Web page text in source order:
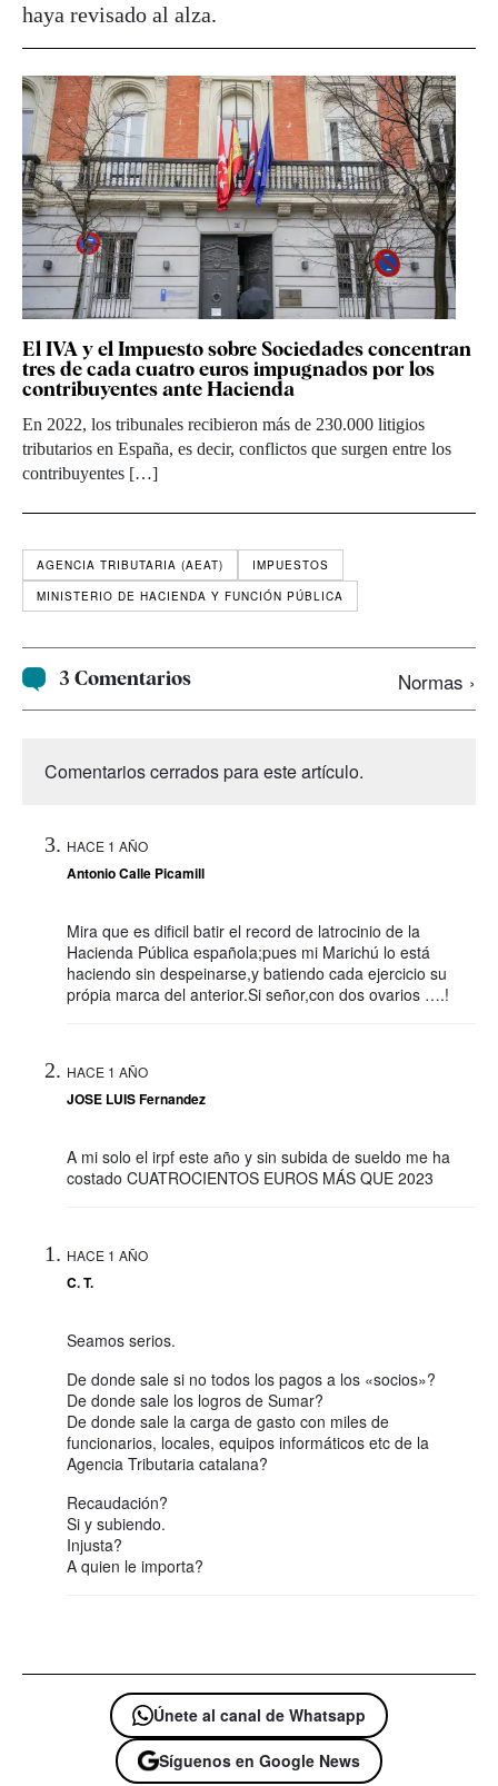
haya revisado al alza.
El IVA y el Impuesto sobre Sociedades concentran
tres de cada cuatro euros impugnados por los
contribuyentes ante Hacienda
En 2022, los tribunales recibieron más de 230.000 litigios
tributarios en España, es decir, conflictos que surgen entre los
contribuyentes […]
AGENCIA TRIBUTARIA (AEAT)
IMPUESTOS
MINISTERIO DE HACIENDA Y FUNCIÓN PÚBLICA
3 Comentarios Normas ›
Comentarios cerrados para este artículo.
HACE 1 AÑO
Antonio Calle Picamill
Mira que es dificil batir el record de latrocinio de la
Hacienda Pública española;pues mi Marichú lo está
haciendo sin despeinarse,y batiendo cada ejercicio su
própia marca del anterior.Si señor,con dos ovarios ….!
HACE 1 AÑO
JOSE LUIS Fernandez
A mi solo el irpf este año y sin subida de sueldo me ha
costado CUATROCIENTOS EUROS MÁS QUE 2023
HACE 1 AÑO
C. T.
Seamos serios.
De donde sale si no todos los pagos a los «socios»?
De donde sale los logros de Sumar?
De donde sale la carga de gasto con miles de
funcionarios, locales, equipos informáticos etc de la
Agencia Tributaria catalana?
Recaudación?
Si y subiendo.
Injusta?
A quien le importa?
Únete al canal de Whatsapp
Síguenos en Google News